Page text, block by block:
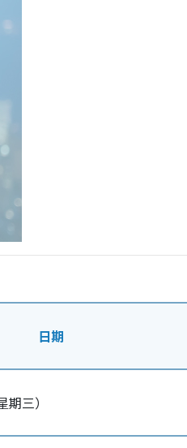
日期
三）